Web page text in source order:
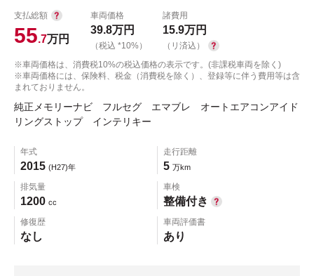
支払総額
55.7万円
車両価格
39.8万円
（税込 *10%）
諸費用
15.9万円
（リ済込）
※車両価格は、消費税10%の税込価格の表示です。(非課税車両を除く)
※車両価格には、保険料、税金（消費税を除く）、登録等に伴う費用等は含
まれておりません。
純正メモリーナビ フルセグ エマブレ オートエアコンアイド
リングストップ インテリキー
年式
2015 (H27)年
走行距離
5 万km
排気量
1200 cc
車検
整備付き
修復歴
なし
車両評価書
あり